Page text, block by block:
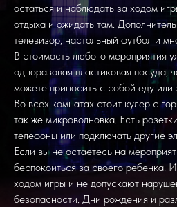
остаться и наблюдать за ходом
отдыха и ожидать там.
телевизор, настольный футбол и
В стоимость любого мероприятия
одноразовая пластиковая посуда,
можете приносить с собой еду или
Во всех комнатах стоит кулер с
так же микроволновка. Есть
телефоны или подключать другие
Если вы не остаетесь на
беспокоиться за своего ребенка.
ходом игры и не допускают
безопасности. Дни рождения и